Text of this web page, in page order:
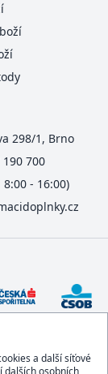
a další síťové
dalších osobních
298/1, Brno
190 700
- 16:00)